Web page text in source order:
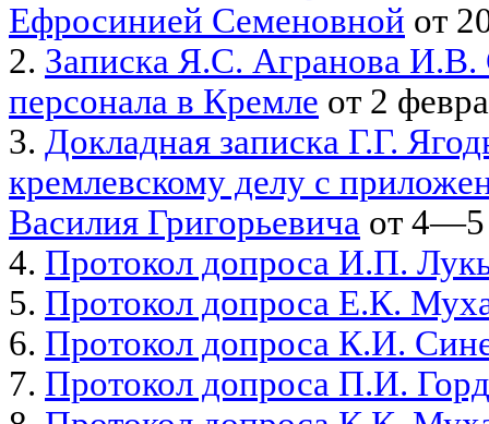
Ефросинией Семеновной от
2. Записка Я.С. Агранова И.В.
персонала в Кремле от 2
3. Докладная записка Г.Г.
кремлевскому делу с
Василия Григорьевича от 4—5
4. Протокол допроса И.П.
5. Протокол допроса Е.К.
6. Протокол допроса К.И.
7. Протокол допроса П.И.